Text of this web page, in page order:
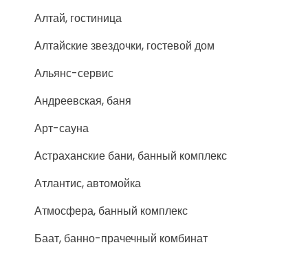
Алтай, гостиница
Алтайские звездочки, гостевой дом
Альянс-сервис
Андреевская, баня
Арт-сауна
Астраханские бани, банный комплекс
Атлантис, автомойка
Атмосфера, банный комплекс
Баат, банно-прачечный комбинат